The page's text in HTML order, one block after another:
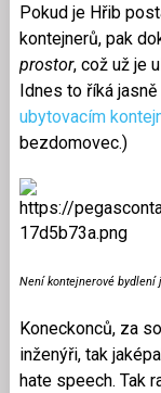
Pokud je Hřib
kontejnerů, pak
prostor, což už je
Idnes to říká
ubytovacím
bezdomovec.)
Není kontejnerové bydlení
Koneckonců, za
inženýři, tak
hate speech. Tak